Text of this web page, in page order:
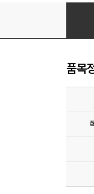
21세
품목